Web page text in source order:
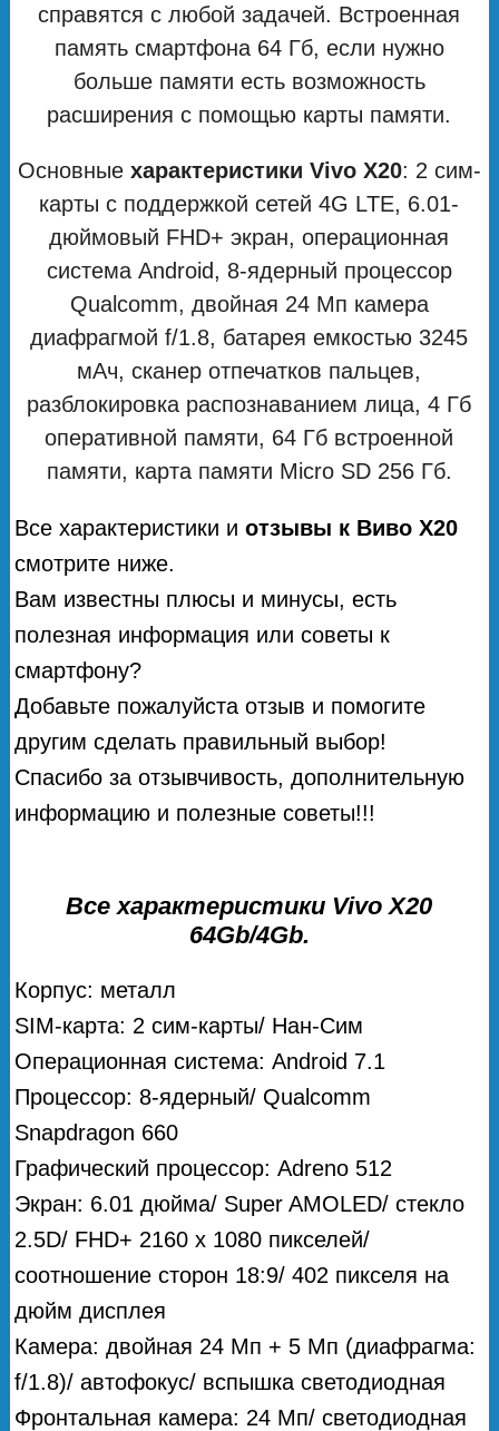
справятся с любой задачей. Встроенная
память смартфона 64 Гб, если нужно
больше памяти есть возможность
расширения с помощью карты памяти.
Основные характеристики Vivo X20: 2 сим-
карты с поддержкой сетей 4G LTE, 6.01-
дюймовый FHD+ экран, операционная
система Android, 8-ядерный процессор
Qualcomm, двойная 24 Мп камера
диафрагмой f/1.8, батарея емкостью 3245
мАч, сканер отпечатков пальцев,
разблокировка распознаванием лица, 4 Гб
оперативной памяти, 64 Гб встроенной
памяти, карта памяти Micro SD 256 Гб.
Все характеристики иотзывы к Виво Х20
смотрите ниже.
Вам известны плюсы и минусы, есть
полезная информация или советы к
смартфону?
Добавьте пожалуйста отзыв и помогите
другим сделать правильный выбор!
Спасибо за отзывчивость, дополнительную
информацию и полезные советы!!!
Все характеристики Vivo X20
64Gb/4Gb.
Корпус: металл
SIM-карта: 2 сим-карты/ Нан-Сим
Операционная система: Android 7.1
Процессор: 8-ядерный/ Qualcomm
Snapdragon 660
Графический процессор: Adreno 512
Экран: 6.01 дюйма/ Super AMOLED/ стекло
2.5D/ FHD+ 2160 х 1080 пикселей/
соотношение сторон 18:9/ 402 пикселя на
дюйм дисплея
Камера: двойная 24 Мп + 5 Мп (диафрагма:
f/1.8)/ автофокус/ вспышка светодиодная
Фронтальная камера: 24 Мп/ светодиодная